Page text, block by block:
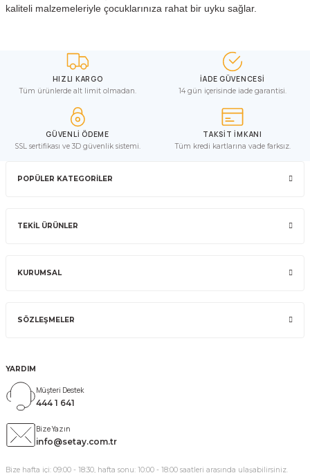
kaliteli malzemeleriyle çocuklarınıza rahat bir uyku sağlar.
HIZLI KARGO
Tüm ürünlerde alt limit olmadan.
İADE GÜVENCESİ
14 gün içerisinde iade garantisi.
GÜVENLİ ÖDEME
SSL sertifikası ve 3D güvenlik sistemi.
TAKSİT İMKANI
Tüm kredi kartlarına vade farksız.
POPÜLER KATEGORİLER
TEKİL ÜRÜNLER
KURUMSAL
SÖZLEŞMELER
YARDIM
Müşteri Destek
444 1 641
Bize Yazın
info@setay.com.tr
Bize hafta içi: 09:00 - 18:30, hafta sonu: 10:00 - 18:00 saatleri arasında ulaşabilirsiniz.